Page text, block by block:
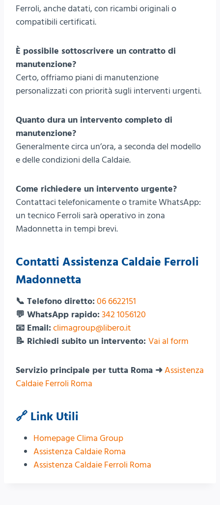
Ferroli, anche datati, con ricambi originali o
compatibili certificati.
È possibile sottoscrivere un contratto di
manutenzione?
Certo, offriamo piani di manutenzione
personalizzati con priorità sugli interventi urgenti.
Quanto dura un intervento completo di
manutenzione?
Generalmente circa un’ora, a seconda del modello
e delle condizioni della Caldaie.
Come richiedere un intervento urgente?
Contattaci telefonicamente o tramite WhatsApp:
un tecnico Ferroli sarà operativo in zona
Madonnetta in tempi brevi.
Contatti Assistenza Caldaie Ferroli
Madonnetta
📞 Telefono diretto: 06 6622151
💬 WhatsApp rapido: 342 1056120
📧 Email: climagroup@libero.it
📝 Richiedi subito un intervento: Vai al form
Servizio principale per tutta Roma ➜Assistenza
Caldaie Ferroli Roma
🔗 Link Utili
Homepage Clima Group
Assistenza Caldaie Roma
Assistenza Caldaie Ferroli Roma